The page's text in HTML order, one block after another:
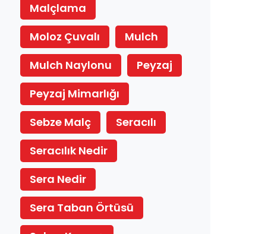
Malçlama
Moloz Çuvalı
Mulch
Mulch Naylonu
Peyzaj
Peyzaj Mimarlığı
Sebze Malç
Seracılı
Seracılık Nedir
Sera Nedir
Sera Taban Örtüsü